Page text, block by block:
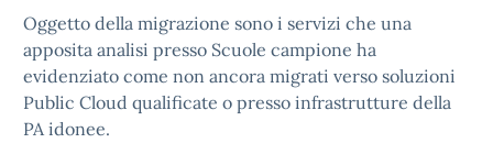
Oggetto della migrazione sono i servizi che una
apposita analisi presso Scuole campione ha
evidenziato come non ancora migrati verso soluzioni
Public Cloud qualificate o presso infrastrutture della
PA idonee.